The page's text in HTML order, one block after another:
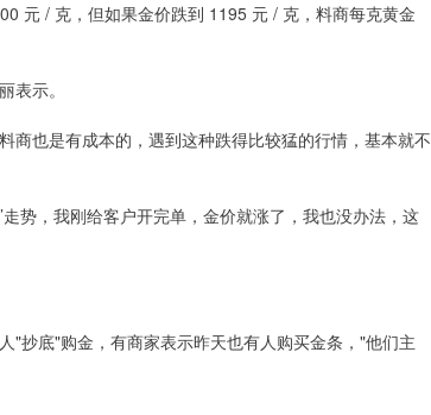
元 / 克，但如果金价跌到 1195 元 / 克，料商每克黄金
表示。
商也是有成本的，遇到这种跌得比较猛的行情，基本就不
势，我刚给客户开完单，金价就涨了，我也没办法，这
"抄底"购金，有商家表示昨天也有人购买金条，"他们主